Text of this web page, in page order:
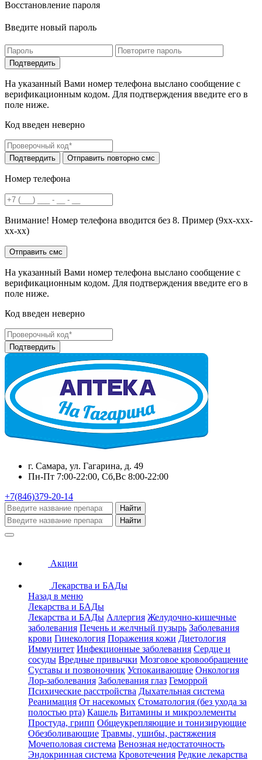
Восстановление пароля
Введите новый пароль
На указанный Вами номер телефона выслано сообщение с
верификационным кодом. Для подтверждения введите его в
поле ниже.
Код введен неверно
Номер телефона
Внимание! Номер телефона вводится без 8. Пример (9хх-ххх-
хх-хх)
На указанный Вами номер телефона выслано сообщение с
верификационным кодом. Для подтверждения введите его в
поле ниже.
Код введен неверно
г. Самара, ул. Гагарина, д. 49
Пн-Пт 7:00-22:00, Сб,Вс 8:00-22:00
+7(846)379-20-14
Найти
Найти
Акции
Лекарства и БАДы
Назад в меню
Лекарства и БАДы
Лекарства и БАДы Аллергия Желудочно-кишечные
заболевания Печень и желчный пузырь Заболевания
крови Гинекология Поражения кожи Диетология
Иммунитет Инфекционные заболевания Сердце и
сосуды Вредные привычки Мозговое кровообращение
Суставы и позвоночник Успокаивающие Онкология
Лор-заболевания Заболевания глаз Геморрой
Психические расстройства Дыхательная система
Реанимация От насекомых Стоматология (без ухода за
полостью рта) Кашель Витамины и микроэлементы
Простуда, грипп Общеукрепляющие и тонизирующие
Обезболивающие Травмы, ушибы, растяжения
Мочеполовая система Венозная недостаточность
Эндокринная система Кровотечения Редкие лекарства